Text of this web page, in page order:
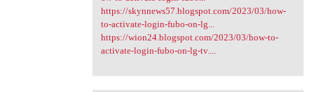
https://skynnews57.blogspot.com/2023/03/how-
to-activate-login-fubo-on-lg...
https://wion24.blogspot.com/2023/03/how-to-
activate-login-fubo-on-lg-tv....